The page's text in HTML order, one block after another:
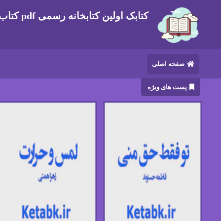
کتابک اولین کتابخانه رسمی pdf کتاب های ایرانی و خارجی
صفحه اصلی
پست های ویژه